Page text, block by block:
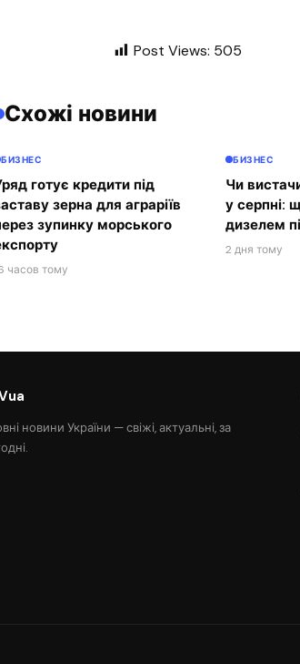
Post Views: 505
Схожі новини
БИЗНЕС
готує кредити під
зерна для аграріїв
зупинку морського
часов тому
БИЗНЕС
Чи
у серпні:
дизелем
2 дня тому
новини України — свіжі, актуальні, за